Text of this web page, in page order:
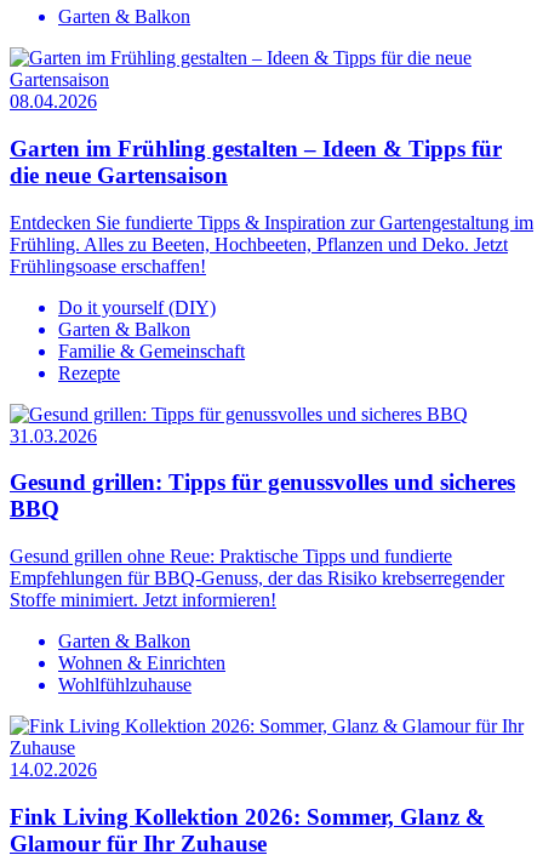
Garten & Balkon
08.04.2026
Garten im Frühling gestalten – Ideen & Tipps für
die neue Gartensaison
Entdecken Sie fundierte Tipps & Inspiration zur Gartengestaltung im
Frühling. Alles zu Beeten, Hochbeeten, Pflanzen und Deko. Jetzt
Frühlingsoase erschaffen!
Do it yourself (DIY)
Garten & Balkon
Familie & Gemeinschaft
Rezepte
31.03.2026
Gesund grillen: Tipps für genussvolles und sicheres
BBQ
Gesund grillen ohne Reue: Praktische Tipps und fundierte
Empfehlungen für BBQ-Genuss, der das Risiko krebserregender
Stoffe minimiert. Jetzt informieren!
Garten & Balkon
Wohnen & Einrichten
Wohlfühlzuhause
14.02.2026
Fink Living Kollektion 2026: Sommer, Glanz &
Glamour für Ihr Zuhause